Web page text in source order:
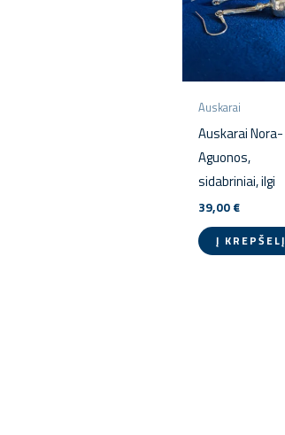
Auskarai
Auskarai Nora-
Aguonos,
sidabriniai, ilgi
39,00 €
Į KREPŠELĮ